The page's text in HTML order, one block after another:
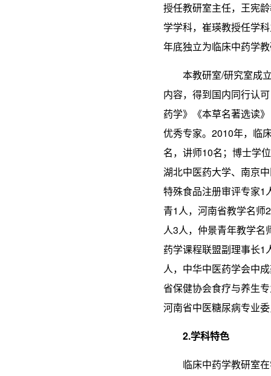
授任教研室主任，王宪
学学科，崔瑛教授任学
年底独立为临床中药学
本教研室/研究室成
内容，得到国内同行认
药学》《本草名著选读
优秀专家。2010年，临
名，讲师10名；博士学
湖北中医药大学、南京
特殊食品注册审评专家1
青1人，河南省教学名师
人3人，仲景青年教学名
药学课程联盟副理事长1
人，中华中医药学会中
省保健协会食疗与养生
河南省中医糖尿病专业
2.学科特色
临床中药学教研室